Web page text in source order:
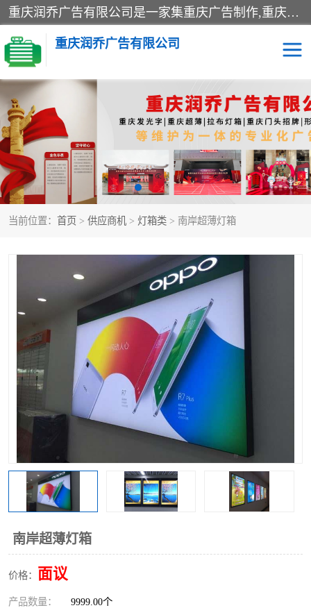
重庆润乔广告有限公司是一家集重庆广告制作,重庆标识标牌,亚克力发光字,led发光字,树脂发光字,超薄灯箱,拉布灯箱,吸塑灯箱,门头招牌,企业形象墙,写真喷绘,x展架,拉网展架,广告展架,条幅,锦旗设计,制作,施工,维护为一体的专业化广告公司.
重庆润乔广告有限公司
当前位置： 首页 > 供应商机 > 灯箱类 > 南岸超薄灯箱
南岸超薄灯箱
价格： 面议
产品数量： 9999.00个
招牌类 发光字类
灯箱类 形象墙类
标识标牌类 写真喷绘类
展架 条幅
工装